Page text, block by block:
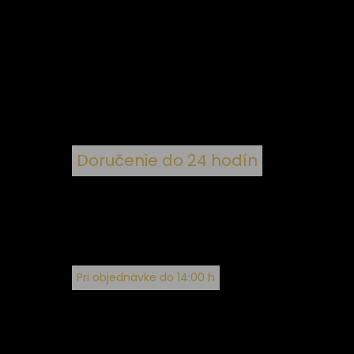
Doručenie do 24 hodín
Pri objednávke do 14:00 h